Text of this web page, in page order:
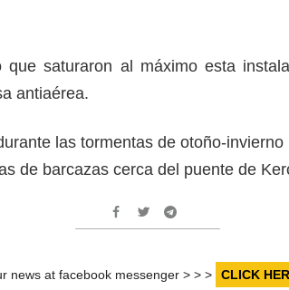
que saturaron al máximo esta
antiaérea.
las tormentas de otoño-
de barcazas cerca del puente de
news at facebook messenger > > > CLICK